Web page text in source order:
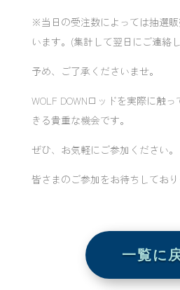
※当日の受注数によっては抽選
います。(集計して翌日にご連絡
予め、ご了承くださいませ。
WOLF DOWNロッドを実際に触
きる貴重な機会です。
ぜひ、お気軽にご参加ください。
皆さまのご参加をお待ちしており
一覧に